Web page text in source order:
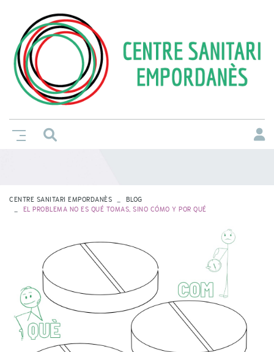
CENTRE SANITARI EMPORDANÈS
BLOG
EL PROBLEMA NO ES QUÉ TOMAS, SINO CÓMO Y POR QUÉ